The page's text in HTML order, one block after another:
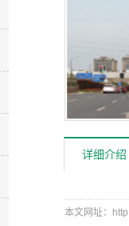
详细介绍
本文网址：